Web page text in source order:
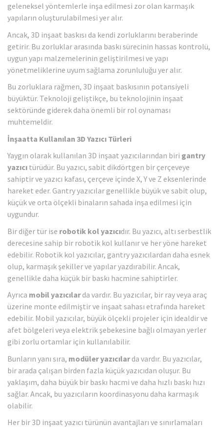
geleneksel yöntemlerle inşa edilmesi zor olan karmaşık
yapıların oluşturulabilmesi yer alır.
Ancak, 3D inşaat baskısı da kendi zorluklarını beraberinde
getirir. Bu zorluklar arasında baskı sürecinin hassas kontrolü,
uygun yapı malzemelerinin geliştirilmesi ve yapı
yönetmeliklerine uyum sağlama zorunluluğu yer alır.
Bu zorluklara rağmen, 3D inşaat baskısının potansiyeli
büyüktür. Teknoloji geliştikçe, bu teknolojinin inşaat
sektöründe giderek daha önemli bir rol oynaması
muhtemeldir.
İnşaatta Kullanılan 3D Yazıcı Türleri
Yaygın olarak kullanılan 3D inşaat yazıcılarından biri gantry
yazıcı türüdür. Bu yazıcı, sabit dikdörtgen bir çerçeveye
sahiptir ve yazıcı kafası, çerçeve içinde X, Y ve Z eksenlerinde
hareket eder. Gantry yazıcılar genellikle büyük ve sabit olup,
küçük ve orta ölçekli binaların sahada inşa edilmesi için
uygundur.
Bir diğer tür ise robotik kol yazıcıdır. Bu yazıcı, altı serbestlik
derecesine sahip bir robotik kol kullanır ve her yöne hareket
edebilir. Robotik kol yazıcılar, gantry yazıcılardan daha esnek
olup, karmaşık şekiller ve yapılar yazdırabilir. Ancak,
genellikle daha küçük bir baskı hacmine sahiptirler.
Ayrıca mobil yazıcılarda vardır. Bu yazıcılar, bir ray veya araç
üzerine monte edilmiştir ve inşaat sahası etrafında hareket
edebilir. Mobil yazıcılar, büyük ölçekli projeler için idealdir ve
afet bölgeleri veya elektrik şebekesine bağlı olmayan yerler
gibi zorlu ortamlar için kullanılabilir.
Bunların yanı sıra, modüler yazıcılarda vardır. Bu yazıcılar,
bir arada çalışan birden fazla küçük yazıcıdan oluşur. Bu
yaklaşım, daha büyük bir baskı hacmi ve daha hızlı baskı hızı
sağlar. Ancak, bu yazıcıların koordinasyonu daha karmaşık
olabilir.
Her bir 3D inşaat yazıcı türünün avantajları ve sınırlamaları